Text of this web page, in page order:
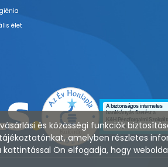
élet
és közösségi funkciók
amelyben részletes
kattintással Ön elfogadja, hogy